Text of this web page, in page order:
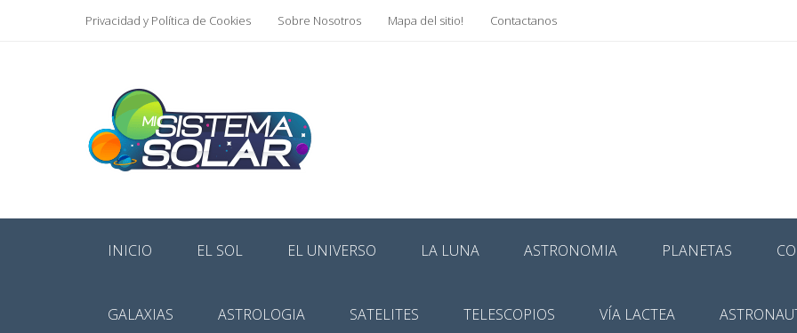
Privacidad y Política de Cookies Sobre Nosotros Mapa del sitio! Contactanos
INICIO EL SOL EL UNIVERSO LA LUNA ASTRONOMIA PLANETAS
GALAXIAS ASTROLOGIA SATELITES TELESCOPIOS VÍA LACTEA